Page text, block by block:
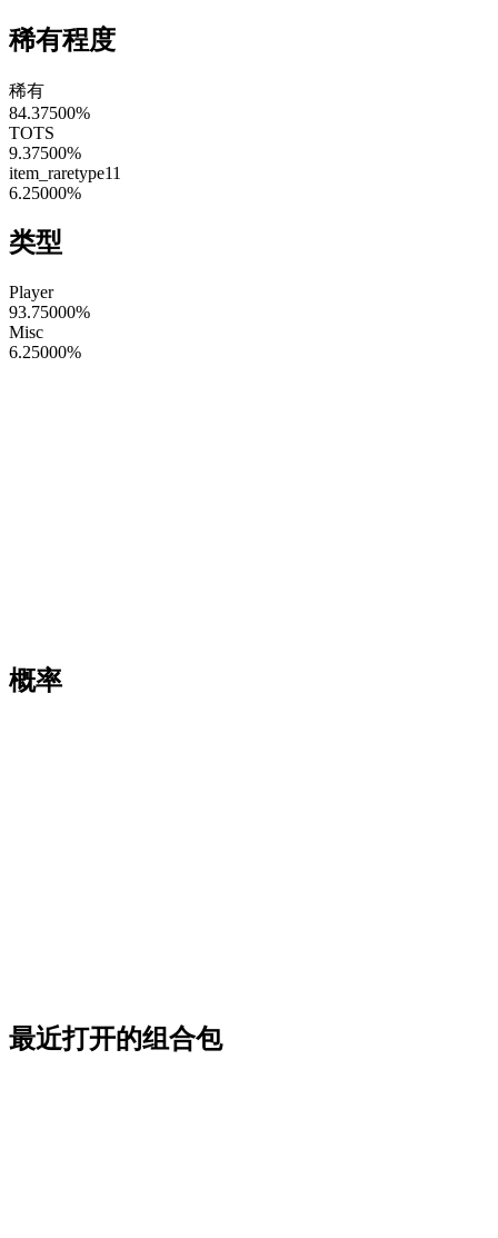
稀有程度
稀有
84.37500%
TOTS
9.37500%
item_raretype11
6.25000%
类型
Player
93.75000%
Misc
6.25000%
概率
最近打开的组合包